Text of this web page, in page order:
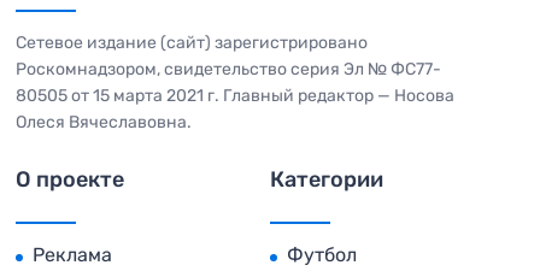
Сетевое издание (сайт) зарегистрировано
Роскомнадзором, свидетельство серия Эл № ФС77-
80505 от 15 марта 2021 г. Главный редактор — Носова
Олеся Вячеславовна.
О проекте
Реклама
Категории
Футбол